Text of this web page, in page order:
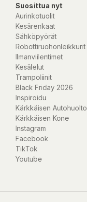
Suosittua nyt
Aurinkotuolit
Kesärenkaat
Sähköpyörät
Robottiruohonleikkurit
Ilmanviilentimet
Kesälelut
Trampoliinit
Black Friday 2026
Inspiroidu
Kärkkäisen Autohuolto
Kärkkäisen Kone
Instagram
Facebook
TikTok
Youtube